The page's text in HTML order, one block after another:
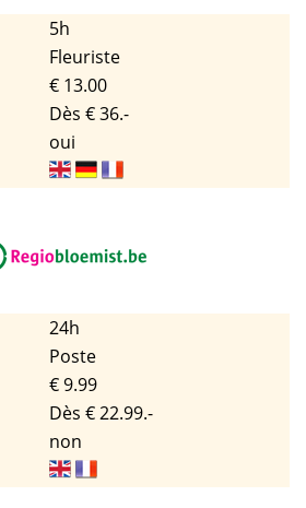
5h
Fleuriste
€ 13.00
Dès € 36.-
oui
24h
Poste
€ 9.99
Dès € 22.99.-
non